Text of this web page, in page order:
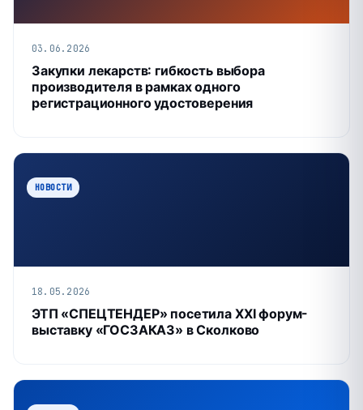
03.06.2026
Закупки лекарств: гибкость выбора
производителя в рамках одного
регистрационного удостоверения
НОВОСТИ
18.05.2026
ЭТП «СПЕЦТЕНДЕР» посетила XXI форум-
выставку «ГОСЗАКАЗ» в Сколково